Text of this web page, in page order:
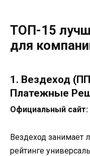
ТОП-15
для
1. Вездеход
Платежные
Официальный сайт:
Вездеход
рейтинге